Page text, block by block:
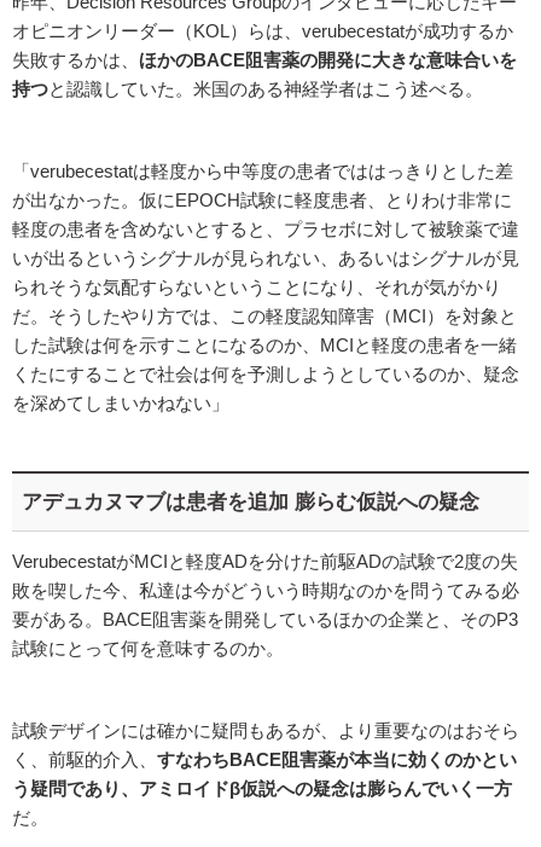
オピニオンリーダー（KOL）らは、verubecestatが成功するか
失敗するかは、 ほかのBACE阻害薬の開発に大きな意味合いを
持つと認識していた。米国のある神経学者はこう述べる。
「verubecestatは軽度から中等度の患者でははっきりとした差
が出なかった。仮にEPOCH試験に軽度患者、とりわけ非常に
軽度の患者を含めないとすると、プラセボに対して被験薬で違
いが出るというシグナルが見られない、あるいはシグナルが見
られそうな気配すらないということになり、それが気がかり
だ。そうしたやり方では、この軽度認知障害（MCI）を対象と
した試験は何を示すことになるのか、MCIと軽度の患者を一緒
くたにすることで社会は何を予測しようとしているのか、疑念
を深めてしまいかねない」
アデュカヌマブは患者を追加 膨らむ仮説への疑念
VerubecestatがMCIと軽度ADを分けた前駆ADの試験で2度の失
敗を喫した今、私達は今がどういう時期なのかを問うてみる必
要がある。BACE阻害薬を開発しているほかの企業と、そのP3
試験にとって何を意味するのか。
試験デザインには確かに疑問もあるが、より重要なのはおそら
く、前駆的介入、 すなわちBACE阻害薬が本当に効くのかとい
う疑問であり、アミロイドβ仮説への疑念は膨らんでいく一方
だ。